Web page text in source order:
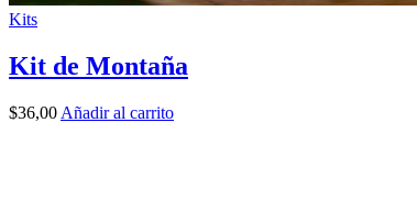
Kits
Kit de Montaña
$36,00 Añadir al carrito